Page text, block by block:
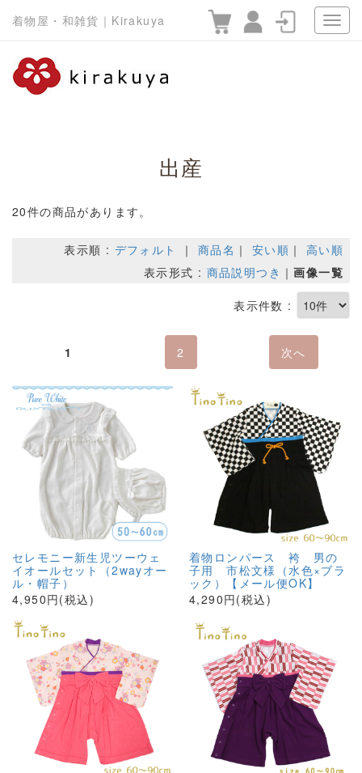
着物屋・和雑貨｜Kirakuya
出産
20件の商品があります。
表示順 : デフォルト ｜ 商品名 ｜ 安い順 ｜ 高い順
表示形式 : 商品説明つき ｜画像一覧
表示件数 :
1 2 次へ
セレモニー新生児ツーウェ
イオールセット（2wayオー
ル・帽子）
4,950円(税込)
着物ロンパース 袴 男の
子用 市松文様（水色×ブラ
ック）【メール便OK】
4,290円(税込)